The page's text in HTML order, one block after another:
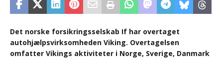
Det norske forsikringsselskab If har overtaget
autohjælpsvirksomheden Viking. Overtagelsen
omfatter Vikings aktiviteter i Norge, Sverige, Danmark